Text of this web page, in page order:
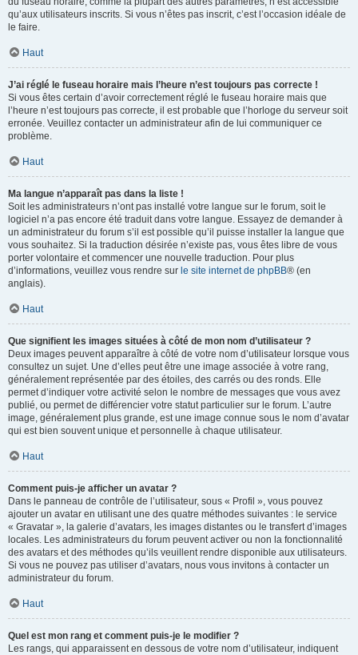
qu’aux utilisateurs inscrits. Si vous n’êtes pas inscrit, c’est l’occasion idéale de
le faire.
Haut
J’ai réglé le fuseau horaire mais l’heure n’est toujours pas correcte !
Si vous êtes certain d’avoir correctement réglé le fuseau horaire mais que
l’heure n’est toujours pas correcte, il est probable que l’horloge du serveur soit
erronée. Veuillez contacter un administrateur afin de lui communiquer ce
problème.
Haut
Ma langue n’apparaît pas dans la liste !
Soit les administrateurs n’ont pas installé votre langue sur le forum, soit le
logiciel n’a pas encore été traduit dans votre langue. Essayez de demander à
un administrateur du forum s’il est possible qu’il puisse installer la langue que
vous souhaitez. Si la traduction désirée n’existe pas, vous êtes libre de vous
porter volontaire et commencer une nouvelle traduction. Pour plus
d’informations, veuillez vous rendre sur le site internet de phpBB® (en
anglais).
Haut
Que signifient les images situées à côté de mon nom d’utilisateur ?
Deux images peuvent apparaître à côté de votre nom d’utilisateur lorsque vous
consultez un sujet. Une d’elles peut être une image associée à votre rang,
généralement représentée par des étoiles, des carrés ou des ronds. Elle
permet d’indiquer votre activité selon le nombre de messages que vous avez
publié, ou permet de différencier votre statut particulier sur le forum. L’autre
image, généralement plus grande, est une image connue sous le nom d’avatar
qui est bien souvent unique et personnelle à chaque utilisateur.
Haut
Comment puis-je afficher un avatar ?
Dans le panneau de contrôle de l’utilisateur, sous « Profil », vous pouvez
ajouter un avatar en utilisant une des quatre méthodes suivantes : le service
« Gravatar », la galerie d’avatars, les images distantes ou le transfert d’images
locales. Les administrateurs du forum peuvent activer ou non la fonctionnalité
des avatars et des méthodes qu’ils veuillent rendre disponible aux utilisateurs.
Si vous ne pouvez pas utiliser d’avatars, nous vous invitons à contacter un
administrateur du forum.
Haut
Quel est mon rang et comment puis-je le modifier ?
Les rangs, qui apparaissent en dessous de votre nom d’utilisateur, indiquent